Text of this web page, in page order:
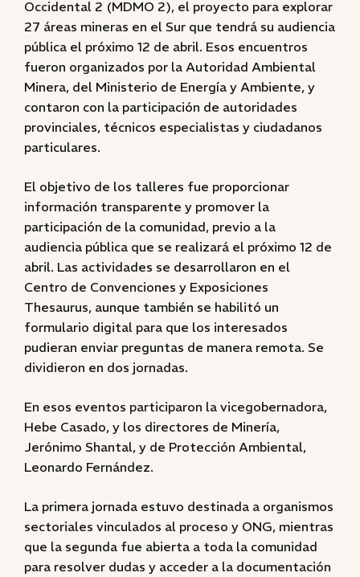
Occidental 2 (MDMO 2), el proyecto para explorar
27 áreas mineras en el Sur que tendrá su audiencia
pública el próximo 12 de abril. Esos encuentros
fueron organizados por la Autoridad Ambiental
Minera, del Ministerio de Energía y Ambiente, y
contaron con la participación de autoridades
provinciales, técnicos especialistas y ciudadanos
particulares.
El objetivo de los talleres fue proporcionar
información transparente y promover la
participación de la comunidad, previo a la
audiencia pública que se realizará el próximo 12 de
abril. Las actividades se desarrollaron en el
Centro de Convenciones y Exposiciones
Thesaurus, aunque también se habilitó un
formulario digital para que los interesados
pudieran enviar preguntas de manera remota. Se
dividieron en dos jornadas.
En esos eventos participaron la vicegobernadora,
Hebe Casado, y los directores de Minería,
Jerónimo Shantal, y de Protección Ambiental,
Leonardo Fernández.
La primera jornada estuvo destinada a organismos
sectoriales vinculados al proceso y ONG, mientras
que la segunda fue abierta a toda la comunidad
para resolver dudas y acceder a la documentación